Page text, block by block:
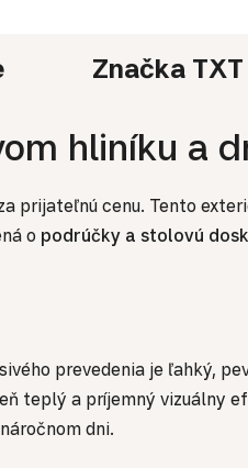
ZnačkaTXT
hliníku a
prijateľnú cenu. Tento
o podrúčky a stolovú
prevedenia je ľahký,
teplý a príjemný vizuálny
dni.